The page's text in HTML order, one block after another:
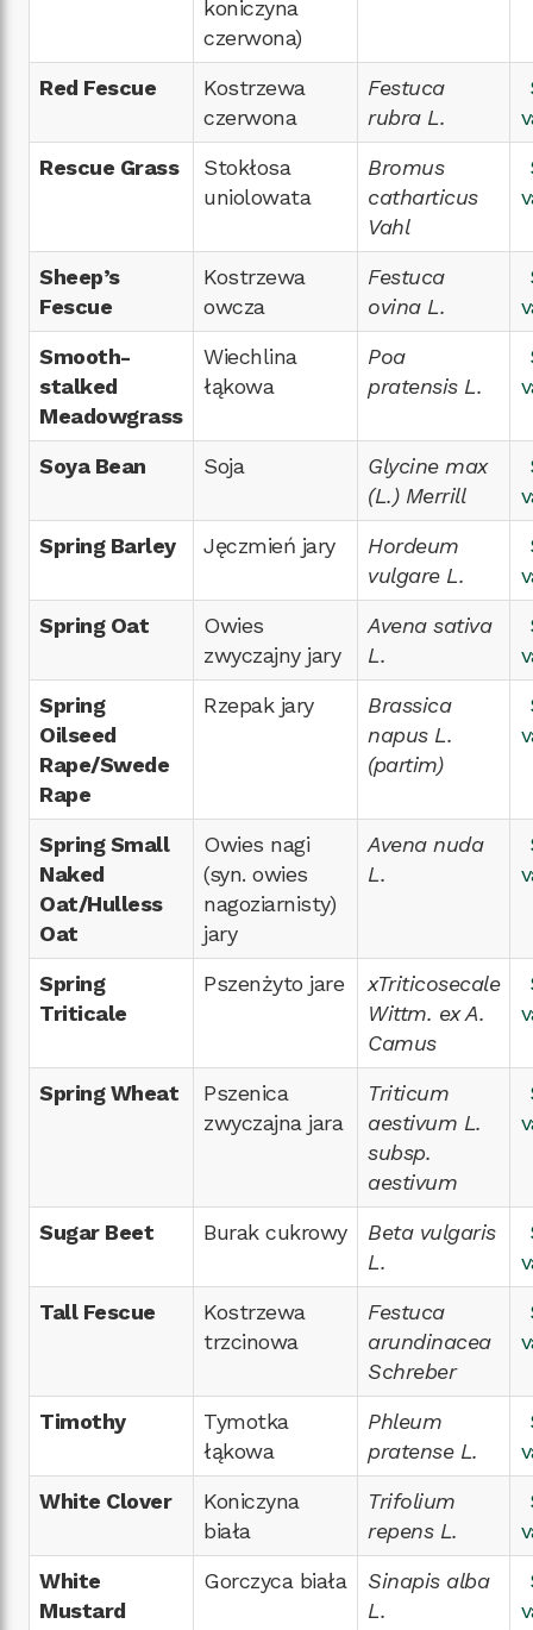
koniczyna
czerwona)
Red Fescue
Kostrzewa
czerwona
Festuca
rubra L.
Rescue Grass
Stokłosa
uniolowata
Bromus
catharticus
Vahl
Sheep’s
Fescue
Kostrzewa
owcza
Festuca
ovina L.
Smooth-
stalked
Meadowgrass
Wiechlina
łąkowa
Poa
pratensis L.
Soya Bean Soja
Glycine max
(L.) Merrill
Spring Barley
Jęczmień jary
Hordeum
vulgare L.
Spring Oat
Owies
zwyczajny jary
Avena sativa
L.
Spring
Oilseed
Rape/Swede
Rape
Rzepak jary
Brassica
napus L.
(partim)
Spring Small
Naked
Oat/Hulless
Oat
Owies nagi
(syn. owies
nagoziarnisty)
jary
Avena nuda
L.
Spring
Triticale
Pszenżyto jare
xTriticosecale
Wittm. ex A.
Camus
Spring Wheat
Pszenica
zwyczajna jara
Triticum
aestivum L.
subsp.
aestivum
Sugar Beet Burak cukrowy
Beta vulgaris
L.
Tall Fescue
Kostrzewa
trzcinowa
Festuca
arundinacea
Schreber
Timothy
Tymotka
łąkowa
Phleum
pratense L.
White Clover
Koniczyna
biała
Trifolium
repens L.
White
Mustard
Gorczyca biała
Sinapis alba
L.